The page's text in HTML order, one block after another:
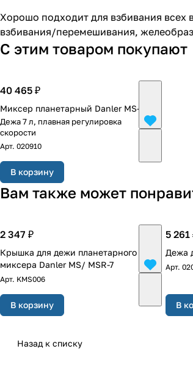
Хорошо подходит для взбивания
взбивания/перемешивания,
С этим товаром покупают
40 465 ₽
Миксер планетарный Danler MS-7
Дежа 7 л, плавная регулировка
скорости
Арт. 020910
В корзину
Вам также может
2 347 ₽
Крышка для дежи планетарного
миксера Danler MS/ MSR-7
Арт. KMS006
В корзину
5 261
Дежа
Арт.
В
Назад к списку